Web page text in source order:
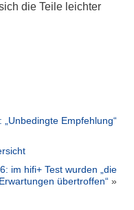
die Teile leichter
Empfehlung“
im hifi+ Test wurden „die
Erwartungen übertroffen“ »